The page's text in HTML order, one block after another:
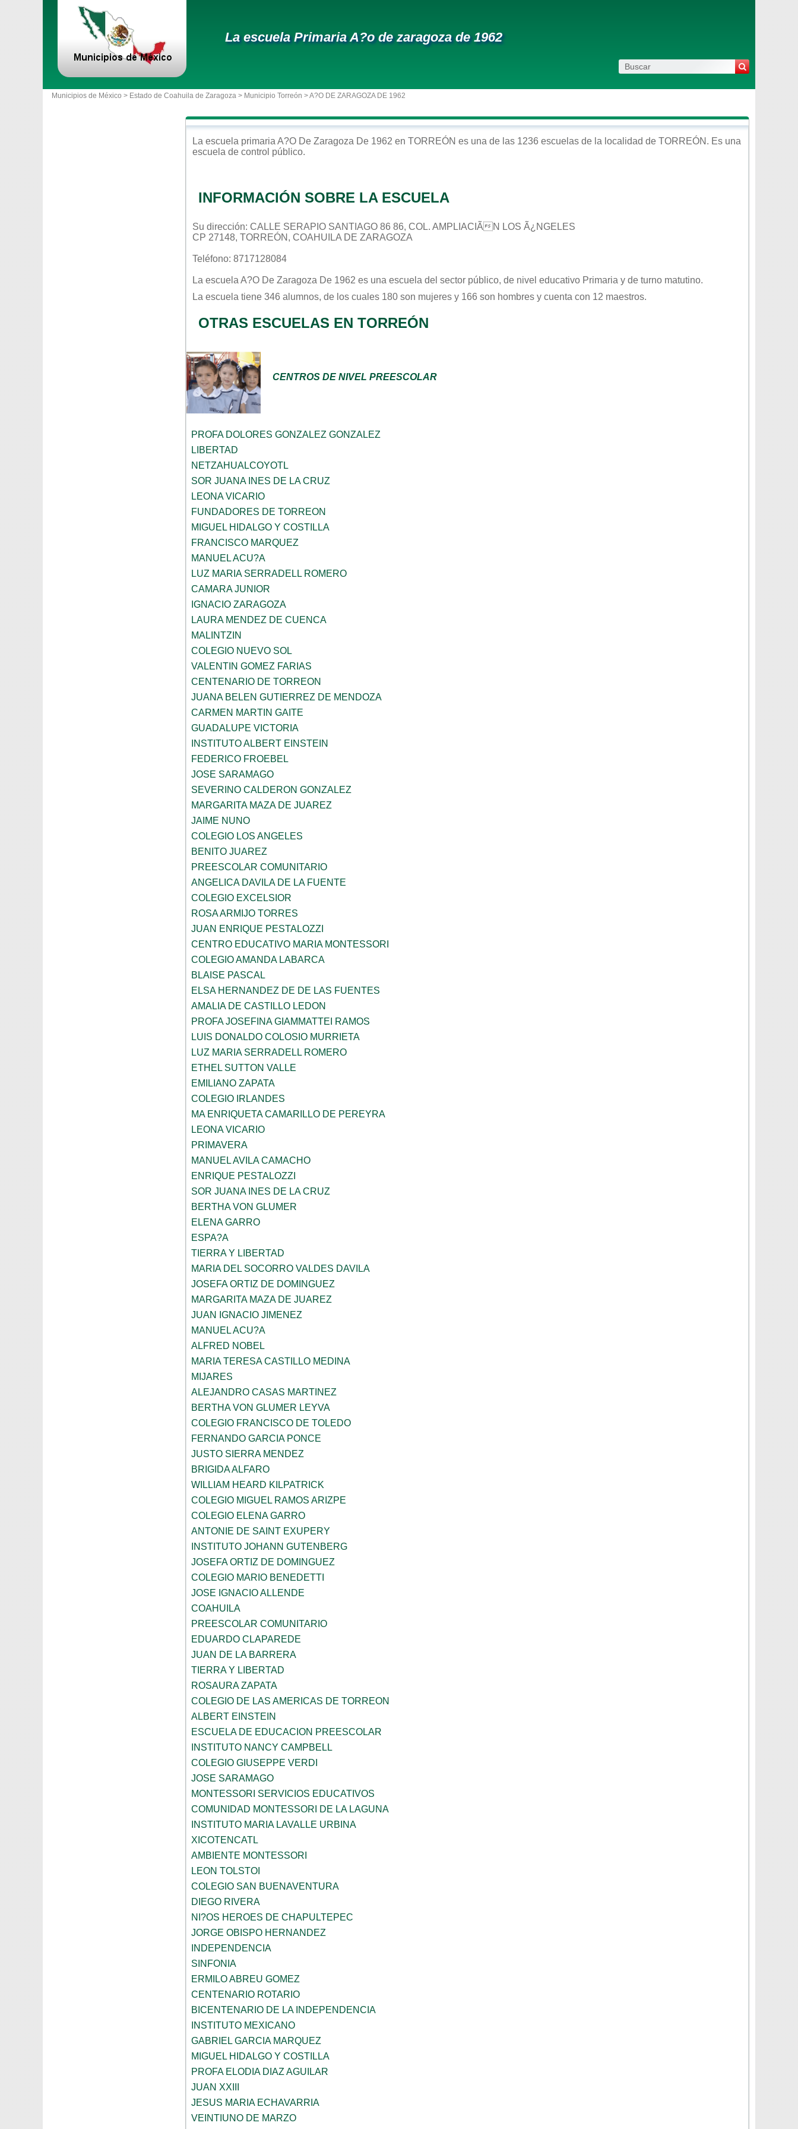
La escuela Primaria A?o de zaragoza de 1962
Municipios de México > Estado de Coahuila de Zaragoza > Municipio Torreón > A?O DE ZARAGOZA DE 1962
La escuela primaria A?o De Zaragoza De 1962 en TORREÓN es una de las 1236 escuelas de la localidad de TORREÓN . Es una
escuela de control público.
INFORMACIÓN SOBRE LA ESCUELA
Su dirección: CALLE SERAPIO SANTIAGO 86 86, COL. AMPLIACIÃN LOS Ã¿NGELES
CP 27148, TORREÓN, COAHUILA DE ZARAGOZA
Teléfono: 8717128084
La escuela A?o De Zaragoza De 1962 es una escuela del sector público, de nivel educativo Primaria y de turno matutino.
La escuela tiene 346 alumnos, de los cuales 180 son mujeres y 166 son hombres y cuenta con 12 maestros.
OTRAS ESCUELAS EN TORREÓN
CENTROS DE NIVEL PREESCOLAR
PROFA DOLORES GONZALEZ GONZALEZ
LIBERTAD
NETZAHUALCOYOTL
SOR JUANA INES DE LA CRUZ
LEONA VICARIO
FUNDADORES DE TORREON
MIGUEL HIDALGO Y COSTILLA
FRANCISCO MARQUEZ
MANUEL ACU?A
LUZ MARIA SERRADELL ROMERO
CAMARA JUNIOR
IGNACIO ZARAGOZA
LAURA MENDEZ DE CUENCA
MALINTZIN
COLEGIO NUEVO SOL
VALENTIN GOMEZ FARIAS
CENTENARIO DE TORREON
JUANA BELEN GUTIERREZ DE MENDOZA
CARMEN MARTIN GAITE
GUADALUPE VICTORIA
INSTITUTO ALBERT EINSTEIN
FEDERICO FROEBEL
JOSE SARAMAGO
SEVERINO CALDERON GONZALEZ
MARGARITA MAZA DE JUAREZ
JAIME NUNO
COLEGIO LOS ANGELES
BENITO JUAREZ
PREESCOLAR COMUNITARIO
ANGELICA DAVILA DE LA FUENTE
COLEGIO EXCELSIOR
ROSA ARMIJO TORRES
JUAN ENRIQUE PESTALOZZI
CENTRO EDUCATIVO MARIA MONTESSORI
COLEGIO AMANDA LABARCA
BLAISE PASCAL
ELSA HERNANDEZ DE DE LAS FUENTES
AMALIA DE CASTILLO LEDON
PROFA JOSEFINA GIAMMATTEI RAMOS
LUIS DONALDO COLOSIO MURRIETA
LUZ MARIA SERRADELL ROMERO
ETHEL SUTTON VALLE
EMILIANO ZAPATA
COLEGIO IRLANDES
MA ENRIQUETA CAMARILLO DE PEREYRA
LEONA VICARIO
PRIMAVERA
MANUEL AVILA CAMACHO
ENRIQUE PESTALOZZI
SOR JUANA INES DE LA CRUZ
BERTHA VON GLUMER
ELENA GARRO
ESPA?A
TIERRA Y LIBERTAD
MARIA DEL SOCORRO VALDES DAVILA
JOSEFA ORTIZ DE DOMINGUEZ
MARGARITA MAZA DE JUAREZ
JUAN IGNACIO JIMENEZ
MANUEL ACU?A
ALFRED NOBEL
MARIA TERESA CASTILLO MEDINA
MIJARES
ALEJANDRO CASAS MARTINEZ
BERTHA VON GLUMER LEYVA
COLEGIO FRANCISCO DE TOLEDO
FERNANDO GARCIA PONCE
JUSTO SIERRA MENDEZ
BRIGIDA ALFARO
WILLIAM HEARD KILPATRICK
COLEGIO MIGUEL RAMOS ARIZPE
COLEGIO ELENA GARRO
ANTONIE DE SAINT EXUPERY
INSTITUTO JOHANN GUTENBERG
JOSEFA ORTIZ DE DOMINGUEZ
COLEGIO MARIO BENEDETTI
JOSE IGNACIO ALLENDE
COAHUILA
PREESCOLAR COMUNITARIO
EDUARDO CLAPAREDE
JUAN DE LA BARRERA
TIERRA Y LIBERTAD
ROSAURA ZAPATA
COLEGIO DE LAS AMERICAS DE TORREON
ALBERT EINSTEIN
ESCUELA DE EDUCACION PREESCOLAR
INSTITUTO NANCY CAMPBELL
COLEGIO GIUSEPPE VERDI
JOSE SARAMAGO
MONTESSORI SERVICIOS EDUCATIVOS
COMUNIDAD MONTESSORI DE LA LAGUNA
INSTITUTO MARIA LAVALLE URBINA
XICOTENCATL
AMBIENTE MONTESSORI
LEON TOLSTOI
COLEGIO SAN BUENAVENTURA
DIEGO RIVERA
NI?OS HEROES DE CHAPULTEPEC
JORGE OBISPO HERNANDEZ
INDEPENDENCIA
SINFONIA
ERMILO ABREU GOMEZ
CENTENARIO ROTARIO
BICENTENARIO DE LA INDEPENDENCIA
INSTITUTO MEXICANO
GABRIEL GARCIA MARQUEZ
MIGUEL HIDALGO Y COSTILLA
PROFA ELODIA DIAZ AGUILAR
JUAN XXIII
JESUS MARIA ECHAVARRIA
VEINTIUNO DE MARZO